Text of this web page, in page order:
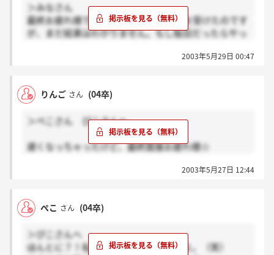
＞みなさん
最終お疲れ様でした。私は23日に面接を受けたのです
が、まだ結果はわかりません。もし駄目だったらやっ
いつでるんだろう・・・怖い。私も最終ダメダメだっ
たからただ祈るのみです。
2003年5月29日 00:47
りんご さん (04卒)
＞ぺこさん ぴこさんへ
遅くなっちゃったけど、最終面接お疲れ様☆
でも終わったことを嘆いても仕方ない！！あとは祈る
私は四大です。本当に正社員への道があるとすれば、
ますます志望度が上がっちゃうぜい！！
2003年5月27日 12:44
ぺこ さん (04卒)
＞ぴこさんへ
ほんとに？！私一番に面接やった人だよ。（笑）